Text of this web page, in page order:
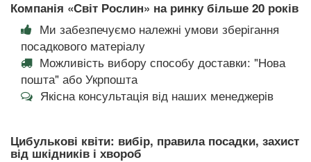
Компанія «Світ Рослин» на ринку більше 20 років
Ми забезпечуємо належні умови зберігання
посадкового матеріалу
Можливість вибору способу доставки: "Нова
пошта" або Укрпошта
Якісна консультація від наших менеджерів
Цибулькові квіти: вибір, правила посадки, захист
від шкідників і хвороб